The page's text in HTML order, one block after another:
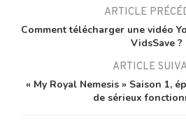
ARTICLE
Comment télécharger une vidéo
VidsSave ?
ARTICLE
« My Royal Nemesis » Saison 1,
de sérieux